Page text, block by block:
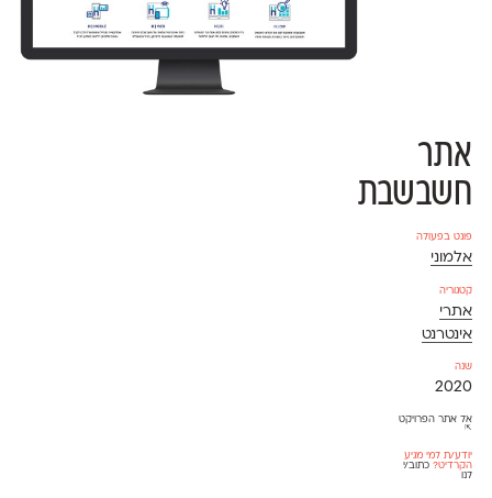
אתר
חשבשבת
פונט בפעולה
אלמוני
קטגוריה
אתרי
אינטרנט
שנה
2020
אל אתר הפרויקט
⇱
יודע/ת למי מגיע
הקרדיט? כתוב/י
לנו